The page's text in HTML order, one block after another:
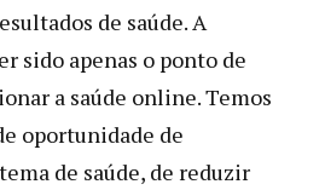
de saúde. A
sido apenas o ponto de
a saúde online. Temos
oportunidade de
de saúde, de reduzir